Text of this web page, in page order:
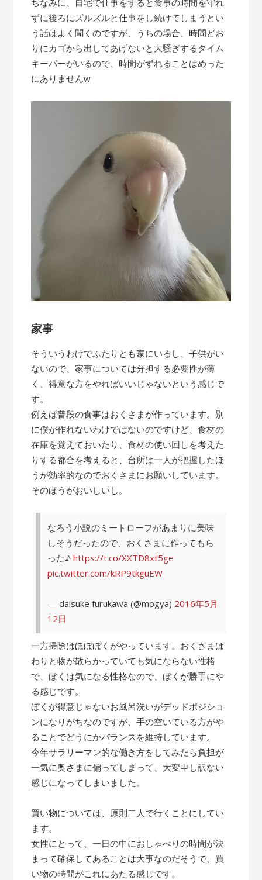
ちなみに、自宅で仕事をすると食事の時間を守れ
ずに後ろにズルズルと仕事をし続けてしまうとい
う話はよく聞くのですが、うちの場合、時間どお
りにカゴから出してあげないと大騒ぎするタイム
キーパーがいるので、時間がずれることはめった
にありませんw
家事
そういうわけでふたりとも家にいるし、子供がい
ないので、家事については分担する必要性が薄
く、得意な方をやればいいじゃないという感じで
す。
例えば普段の食事はおくさまが作っています。別
に僕が作れないわけではないのですけど、食材の
在庫を覚えておいたり、食材の使い回しを考えた
りする都合を考えると、台所は一人が把握したほ
うが効率的なのでおくさまにお願いしています。
そのほうがおいしいし。
なろう小説のミートローフがあまりに美味
しそうだったので、おくさまに作ってもら
った♪https://t.co/XXTD8xt5ge
pic.twitter.com/kRP9tkguEW
— daisuke furukawa (@mogya) 2016年5月
12日
一方掃除はほぼぼくがやっています。おくさまは
わりと物が散らかっていても気にならない性格
で、ぼくは気になる性格なので、ぼくが勝手にや
る感じです。
ぼくが得意じゃないお風呂洗いがデッドポジショ
ンになりがちなのですが、手の空いている方がや
ることでどうにかバランスを維持しています。
今年サラリーマン的な働き方をしてみたら負担が
一気に奥さまに偏ってしまって、大変申し訳ない
感じになってしまいました。
買い物については、原則二人で行くことにしてい
ます。
女性にとって、一日の中におしゃべりの時間が決
まって確保してあることは大事なのだそうで、買
い物の時間がこれにあたる感じです。